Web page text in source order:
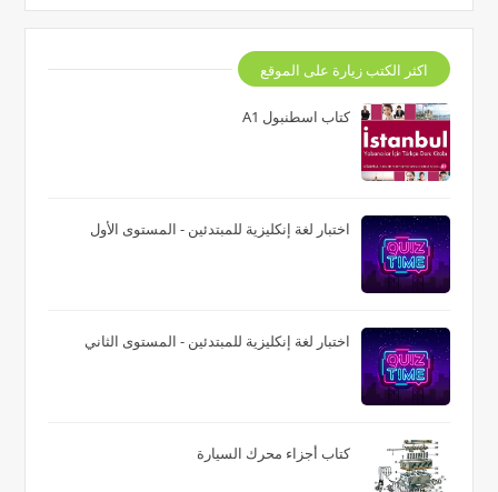
اكثر الكتب زيارة على الموقع
كتاب اسطنبول A1
اختبار لغة إنكليزية للمبتدئين - المستوى الأول
اختبار لغة إنكليزية للمبتدئين - المستوى الثاني
كتاب أجزاء محرك السيارة